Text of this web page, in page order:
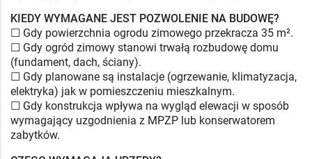
KIEDY WYMAGANE JEST POZWOLENIE NA BUDOWĘ?
☐ Gdy powierzchnia ogrodu zimowego przekracza 35 m².
☐ Gdy ogród zimowy stanowi trwałą rozbudowę domu
(fundament, dach, ściany).
☐ Gdy planowane są instalacje (ogrzewanie, klimatyzacja,
elektryka) jak w pomieszczeniu mieszkalnym.
☐ Gdy konstrukcja wpływa na wygląd elewacji w sposób
wymagający uzgodnienia z MPZP lub konserwatorem
zabytków.